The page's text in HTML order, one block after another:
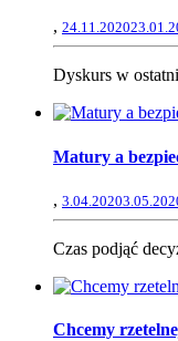
, 24.11.2020
Dyskurs w
Matury a
, 3.04.2020
Czas podjąć
Chcemy